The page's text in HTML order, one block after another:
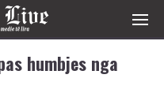
humbjes nga